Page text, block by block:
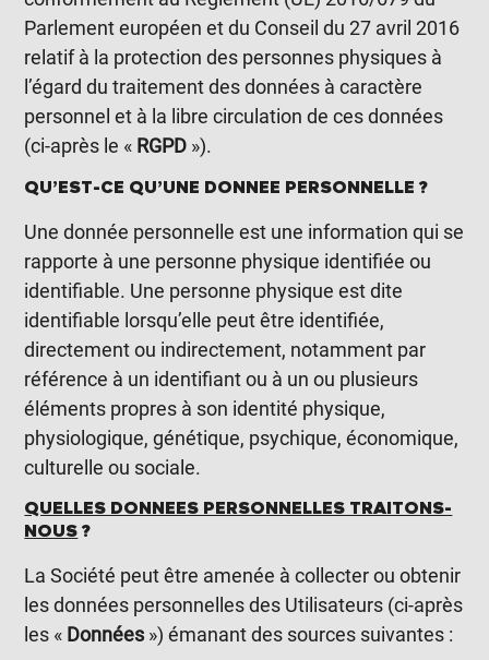
Parlement européen et du Conseil du 27 avril 2016
relatif à la protection des personnes physiques à
l’égard du traitement des données à caractère
personnel et à la libre circulation de ces données
(ci-après le « RGPD »).
QU’EST-CE QU’UNE DONNEE PERSONNELLE ?
Une donnée personnelle est une information qui se
rapporte à une personne physique identifiée ou
identifiable. Une personne physique est dite
identifiable lorsqu’elle peut être identifiée,
directement ou indirectement, notamment par
référence à un identifiant ou à un ou plusieurs
éléments propres à son identité physique,
physiologique, génétique, psychique, économique,
culturelle ou sociale.
QUELLES DONNEES PERSONNELLES TRAITONS-
NOUS ?
La Société peut être amenée à collecter ou obtenir
les données personnelles des Utilisateurs (ci-après
les « Données ») émanant des sources suivantes :